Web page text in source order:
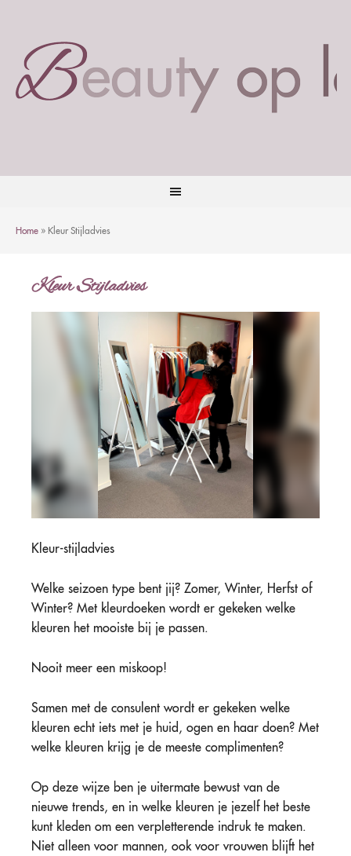
Home » Kleur Stijladvies
Kleur Stijladvies
Kleur-stijladvies
Welke seizoen type bent jij? Zomer, Winter, Herfst of
Winter? Met kleurdoeken wordt er gekeken welke
kleuren het mooiste bij je passen.
Nooit meer een miskoop!
Samen met de consulent wordt er gekeken welke
kleuren echt iets met je huid, ogen en haar doen? Met
welke kleuren krijg je de meeste complimenten?
Op deze wijze ben je uitermate bewust van de
nieuwe trends, en in welke kleuren je jezelf het beste
kunt kleden om een verpletterende indruk te maken.
Niet alleen voor mannen, ook voor vrouwen blijft het